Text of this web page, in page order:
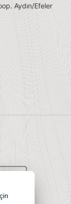
Aydın/Efeler